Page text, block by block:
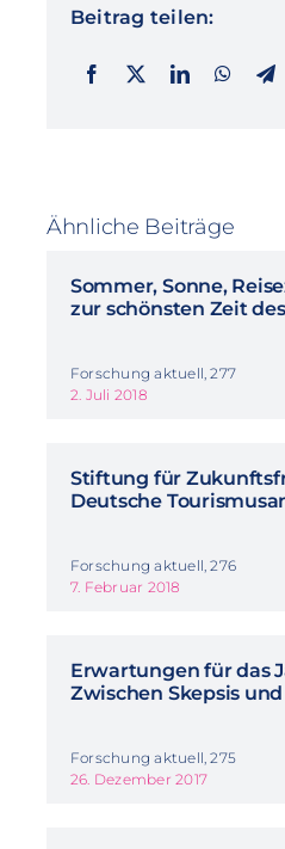
Beitrag teilen:
Ähnliche Beiträge
Sommer, Sonne,
zur schönsten Zeit
Forschung aktuell, 277
2. Juli 2018
Stiftung für
Deutsche
Forschung aktuell, 276
7. Februar 2018
Erwartungen für das
Zwischen Skepsis
Forschung aktuell, 275
26. Dezember 2017